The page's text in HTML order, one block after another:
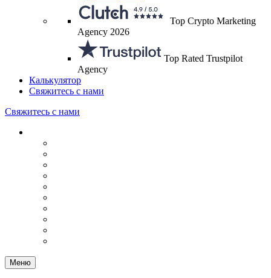
Top Crypto Marketing
Agency 2026
Top Rated Trustpilot
Agency
Калькулятор
Свяжитесь с нами
Свяжитесь с нами
Меню